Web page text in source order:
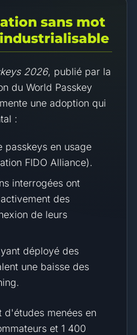
sans mot
2026, publié par la
du World Passkey
une adoption qui
:
passkeys en usage
FIDO Alliance).
interrogées ont
des
de leurs
déployé des
une baisse des
menées en
et 1 400